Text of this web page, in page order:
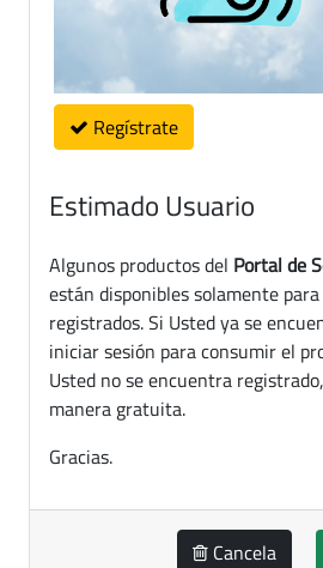
Regístrate
Estimado Usuario
Algunos productos del Portal de
están disponibles solamente
registrados. Si Usted ya se
iniciar sesión para consumir el
Usted no se encuentra
manera gratuita.
Gracias.
Cancela